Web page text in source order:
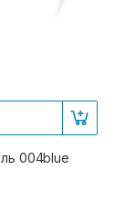
004blue